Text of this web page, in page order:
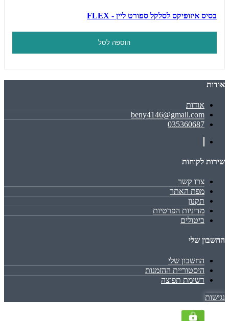
בסיס איזופיקס לסלקל ספורט ליין - FLEX
הוספה לסל
אודות
אודות
beny4146@gmail.com
035360687
שירות לקוחות
צרו קשר
מפת האתר
תקנון
מדיניות הפרטיות
ביטולים
החשבון שלי
החשבון שלי
היסטוריית ההזמנות
רשימת תפוצה
נגישות